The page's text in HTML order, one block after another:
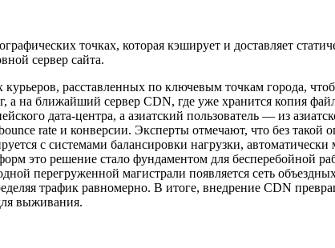
точках, которая кэширует и доставляет
сервер сайта.
расставленных по ключевым точкам города,
а на ближайший сервер CDN, где уже хранится копия
дата-центра, а азиатский пользователь — из
rate и конверсии. Эксперты отмечают, что без такой
с системами балансировки нагрузки,
это решение стало фундаментом для бесперебойной
перегруженной магистрали появляется сеть
трафик равномерно. В итоге, внедрение CDN
выживания.